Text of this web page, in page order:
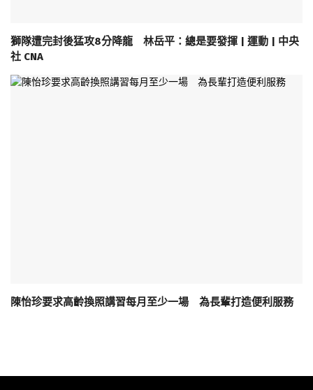
獅隊遭完封後猛攻8分降龍 林岳平：總是要發揮 | 運動 | 中央
社 CNA
陳怡珍要求高齡換照講習每月至少一場 為長輩打造便利服務